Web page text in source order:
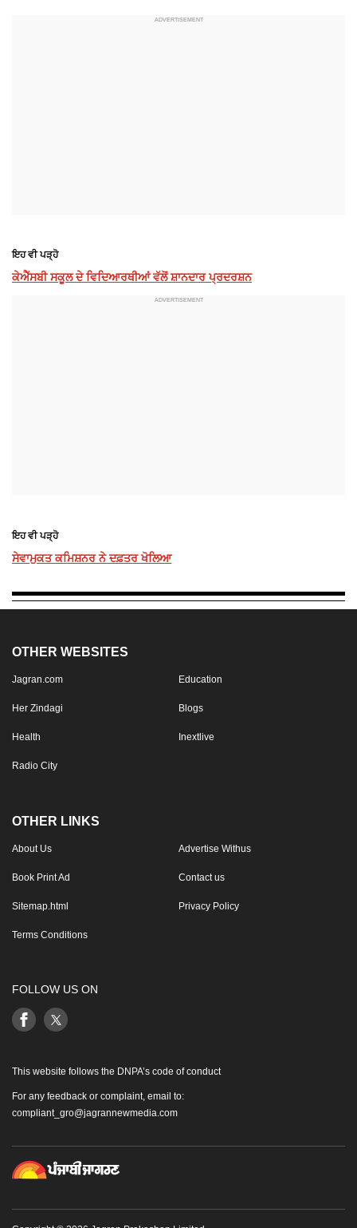
ਇਹ ਵੀ ਪੜ੍ਹੋ
ਕੇਐੱਸਬੀ ਸਕੂਲ ਦੇ ਵਿਦਿਆਰਥੀਆਂ ਵੱਲੋਂ ਸ਼ਾਨਦਾਰ ਪ੍ਰਦਰਸ਼ਨ
ਇਹ ਵੀ ਪੜ੍ਹੋ
ਸੇਵਾਮੁਕਤ ਕਮਿਸ਼ਨਰ ਨੇ ਦਫ਼ਤਰ ਖੋਲਿਆ
OTHER WEBSITES
Jagran.com Education
Her Zindagi Blogs
Health Inextlive
Radio City
OTHER LINKS
About Us Advertise Withus
Book Print Ad Contact us
Sitemap.html Privacy Policy
Terms Conditions
FOLLOW US ON
This website follows the DNPA’s code of conduct
For any feedback or complaint, email to:
compliant_gro@jagrannewmedia.com